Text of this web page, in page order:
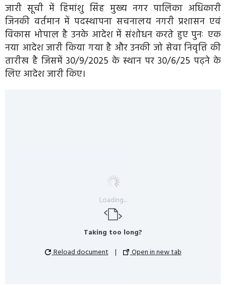
जारी सूची में हिमांशु सिंह मुख्य नगर पालिका अधिकारी
जिनकी वर्तमान में पदस्थापना सचनालय नगरी प्रशासन एवं
विकास भोपाल है उनके आदेश में संशोधन करते हुए पुनः एक
नया आदेश जारी किया गया है और उनकी जो सेवा निवृत्ति की
तारीख है जिसमें 30/9/2025 के स्थान पर 30/6/25 पढ़ने के
लिए आदेश जारी किए।
Loading...
Taking too long?
Reload document | Open in new tab